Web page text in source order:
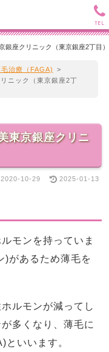
銀座クリニック（東京銀座2丁目）
治療（FAGA)
>
ニック（東京銀座2丁
東京銀座クリニ
2020-10-29 2025-01-13
モンを持っていま
)があるため薄毛を
ルモンが減ってし
多くなり、薄毛に
いいます。
TEL